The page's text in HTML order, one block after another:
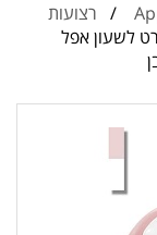
/ רצועות
לשעון אפל